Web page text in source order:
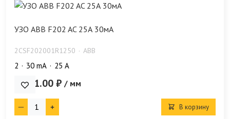
УЗО ABB F202 AC 25А 30мА
2CSF202001R1250 ABB
2 30 mA 25 А
4 341.00 ₽ / мм
В корзину